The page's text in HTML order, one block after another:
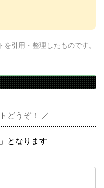
引用・整理したものです。
どうぞ！
となります